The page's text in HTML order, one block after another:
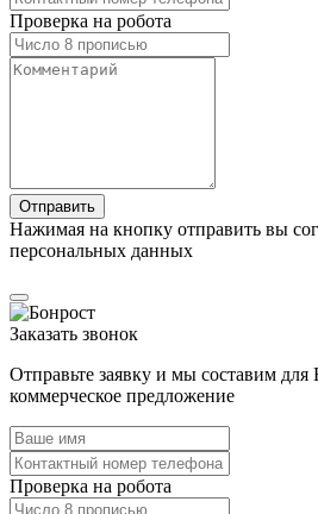
Проверка на робота
Нажимая на кнопку отправить вы
персональных данных
Заказать звонок
Отправьте заявку и мы составим
коммерческое предложение
Проверка на робота